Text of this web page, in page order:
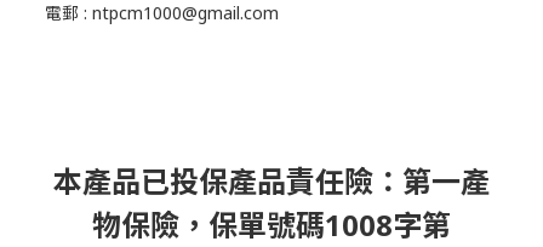
電郵 : ntpcm1000@gmail.com
本產品已投保產品責任險：第一產
物保險，保單號碼1008字第